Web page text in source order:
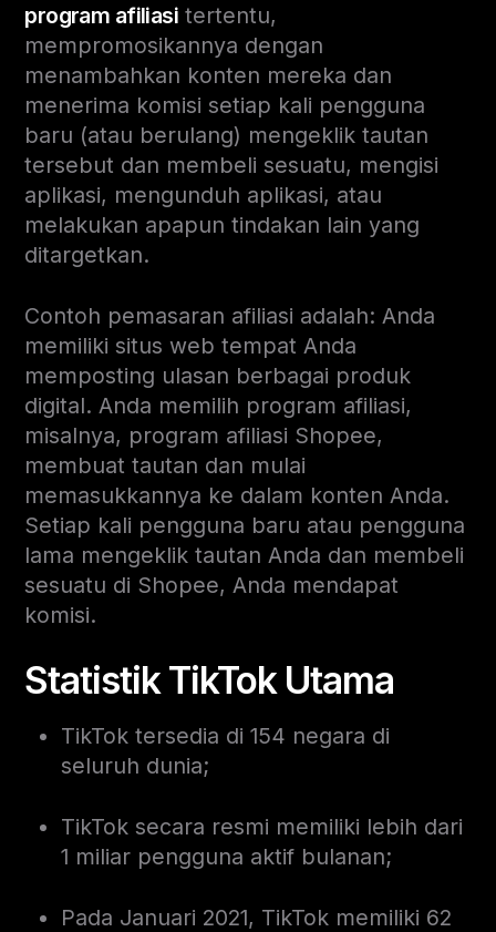
program afiliasitertentu,
mempromosikannya dengan
menambahkan konten mereka dan
menerima komisi setiap kali pengguna
baru (atau berulang) mengeklik tautan
tersebut dan membeli sesuatu, mengisi
aplikasi, mengunduh aplikasi, atau
melakukan apapun tindakan lain yang
ditargetkan.
Contoh pemasaran afiliasi adalah: Anda
memiliki situs web tempat Anda
memposting ulasan berbagai produk
digital. Anda memilih program afiliasi,
misalnya, program afiliasi Shopee,
membuat tautan dan mulai
memasukkannya ke dalam konten Anda.
Setiap kali pengguna baru atau pengguna
lama mengeklik tautan Anda dan membeli
sesuatu di Shopee, Anda mendapat
komisi.
Statistik TikTok Utama
TikTok tersedia di 154 negara di
seluruh dunia;
TikTok secara resmi memiliki lebih dari
1 miliar pengguna aktif bulanan;
Pada Januari 2021, TikTok memiliki 62